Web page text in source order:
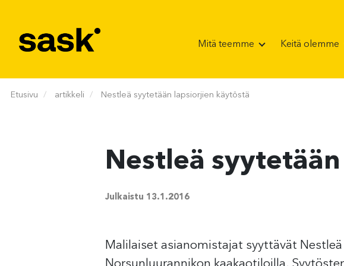
Mitä teemme Keitä olemme
Etusivu artikkeli Nestleä syytetään lapsiorjien käytöstä
Nestleä
Julkaistu 13.1.2016
Malilaiset asianomistajat syyttävät